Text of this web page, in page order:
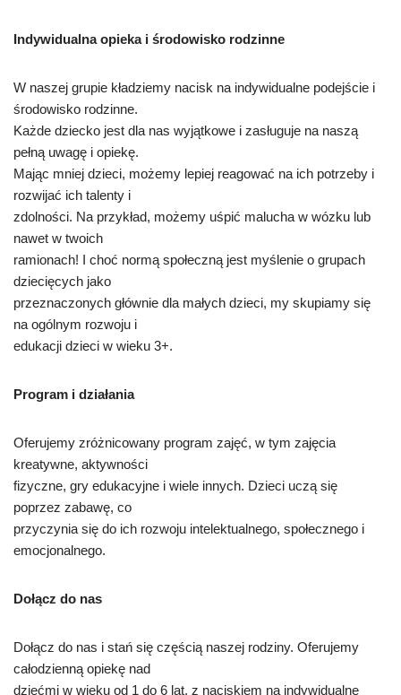
Indywidualna opieka i środowisko rodzinne
W naszej grupie kładziemy nacisk na indywidualne podejście i
środowisko rodzinne.
Każde dziecko jest dla nas wyjątkowe i zasługuje na naszą
pełną uwagę i opiekę.
Mając mniej dzieci, możemy lepiej reagować na ich potrzeby i
rozwijać ich talenty i
zdolności. Na przykład, możemy uśpić malucha w wózku lub
nawet w twoich
ramionach! I choć normą społeczną jest myślenie o grupach
dziecięcych jako
przeznaczonych głównie dla małych dzieci, my skupiamy się
na ogólnym rozwoju i
edukacji dzieci w wieku 3+.
Program i działania
Oferujemy zróżnicowany program zajęć, w tym zajęcia
kreatywne, aktywności
fizyczne, gry edukacyjne i wiele innych. Dzieci uczą się
poprzez zabawę, co
przyczynia się do ich rozwoju intelektualnego, społecznego i
emocjonalnego.
Dołącz do nas
Dołącz do nas i stań się częścią naszej rodziny. Oferujemy
całodzienną opiekę nad
dziećmi w wieku od 1 do 6 lat, z naciskiem na indywidualne